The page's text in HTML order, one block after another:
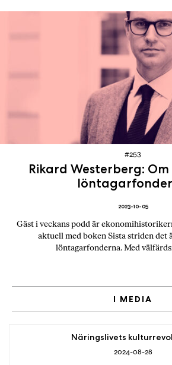
2023-10-05
Rikard Westerberg: Om
#253
Gäst i veckans podd är
aktuell med boken Sista striden det
löntagarfonderna. Med
I MEDIA
2024-08-28
Näringslivets